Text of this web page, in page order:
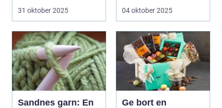
har sin...
31 oktober 2025
mångsidiga material...
04 oktober 2025
Sandnes garn: En
Ge bort en